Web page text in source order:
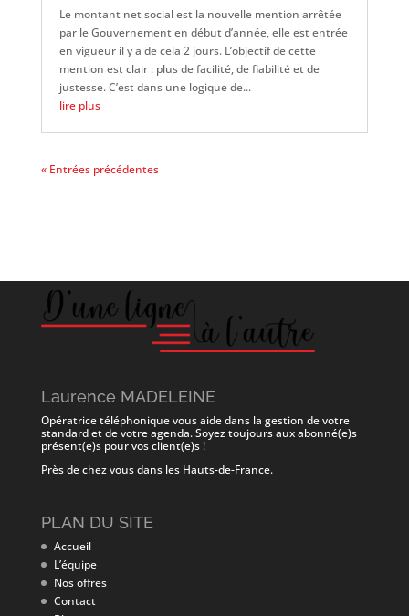
Le montant net social est la nouvelle mention arrêtée
par le Gouvernement en début d’année, elle est entrée
en vigueur il y a de cela 2 jours. L’objectif de cette
mention est clair : plus de facilité, de fiabilité et de
justesse. C’est dans une logique de...
lire plus
« Entrées précédentes
Laurence MADELEINE
Opératrice téléphonique vous aide dans la gestion de votre
standard et de votre agenda. Soyez toujours aux abonné(e)s
présent(e)s pour vos client(e)s !
Près de chez vous dans les Hauts-de-France.
PLAN DU SITE
Accueil
L’équipe
Nos offres
Contact